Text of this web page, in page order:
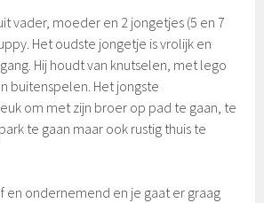
vader, moeder en 2 jongetjes (5 en 7
Het oudste jongetje is vrolijk en
Hij houdt van knutselen, met lego
buitenspelen. Het jongste
om met zijn broer op pad te gaan, te
te gaan maar ook rustig thuis te
en ondernemend en je gaat er graag